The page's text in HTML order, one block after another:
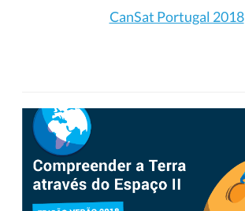
CanSat Portugal 2018